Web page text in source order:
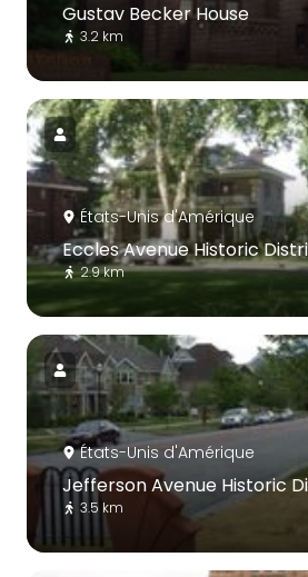
Gustav Becker House
3.2 km
États-Unis d'Amérique
Eccles Avenue Historic
2.9 km
États-Unis d'Amérique
Jefferson Avenue Historic
3.5 km